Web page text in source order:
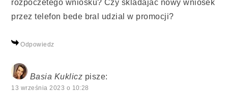
rozpoczetego wniosku? Czy skladajac nowy wniosek
przez telefon bede bral udzial w promocji?
Odpowiedz
Basia Kuklicz pisze:
13 września 2023 o 10:28